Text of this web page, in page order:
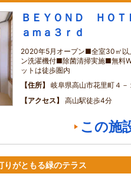
ＢＥＹＯＮＤ ＨＯ
ａｍａ３ｒｄ
2020年5月オープン■全室30㎡以
ン洗濯機付■除菌清掃実施■無料
ットは徒歩圏内
住所
岐阜県高山市花里町４－
アクセス
高山駅徒歩4分
この施
がともる緑のテラス